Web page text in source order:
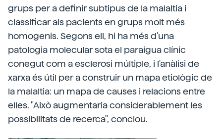
grups per a definir subtipus de la malaltia i
classificar als pacients en grups molt més
homogenis. Segons ell, hi ha més d'una
patologia molecular sota el paraigua clínic
conegut com a esclerosi múltiple, i l'anàlisi de
xarxa és útil per a construir un mapa etiològic de
la malaltia: un mapa de causes i relacions entre
elles. "Això augmentaria considerablement les
possibilitats de recerca", conclou.